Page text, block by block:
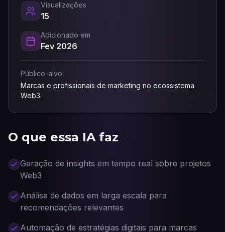
O que essa IA faz
Geração de insights em tempo real sobre projetos
Web3
Análise de dados em larga escala para
recomendações relevantes
Automação de estratégias digitais para marcas
Visualizações
15
Adicionado em
Fev 2026
Público-alvo
Marcas e profissionais de marketing no ecossistema
Web3.